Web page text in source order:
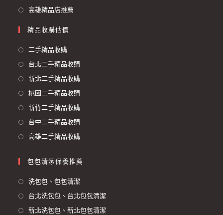
高雄精品店推薦
精品收購估價
二手精品收購
台北二手精品收購
新北二手精品收購
桃園二手精品收購
新竹二手精品收購
台中二手精品收購
高雄二手精品收購
包包清潔保養推薦
洗包包、包包清潔
台北洗包包、台北包包清潔
新北洗包包、新北包包清潔